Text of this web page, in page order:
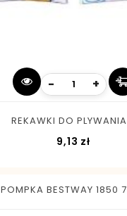
- +
REKAWKI DO
9,13 zł
POMPKA BESTWAY 1850